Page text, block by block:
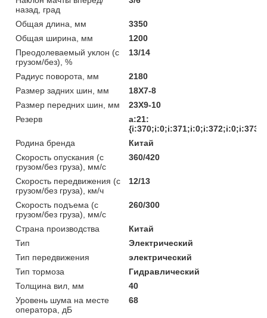
назад, град
Общая длина, мм
3350
Общая ширина, мм
1200
Преодолеваемый уклон (с
грузом/без), %
13/14
Радиус поворота, мм
2180
Размер задних шин, мм
18X7-8
Размер передних шин, мм
23X9-10
Резерв
a:21:
Родина бренда
Китай
Скорость опускания (с
грузом/без груза), мм/с
360/420
Скорость передвижения (с
грузом/без груза), км/ч
12/13
Скорость подъема (с
грузом/без груза), мм/с
260/300
Страна производства
Китай
Тип
Электрический
Тип передвижения
электрический
Тип тормоза
Гидравлический
Толщина вил, мм
40
Уровень шума на месте
оператора, дБ
68